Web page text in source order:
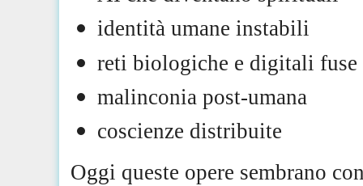
identità umane instabili
reti biologiche e digitali fuse
malinconia post-umana
coscienze distribuite
Oggi queste opere sembrano